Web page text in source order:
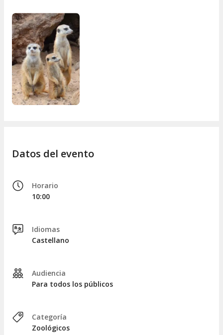
salvaje podrás admirar el colorido y la elegancia de aves
exóticas como marabús, ibis, flamencos, loros, guacamayos
y muchas más, en un entorno donde la naturaleza es la
auténtica protagonista.
No pierdas la oportunidad de descubrir
auténtica jungla en Europa perfecta para pasar un día
diferente con amigos o en familia. Ven y vive la magia de la
naturaleza en estado puro: diversión, aventura y un montón
de recuerdos te esperan en Jungle Park, la jungla más
Datos del evento
Horario
10:00
Idiomas
Castellano
Audiencia
Para todos los públicos
Categoría
Zoológicos